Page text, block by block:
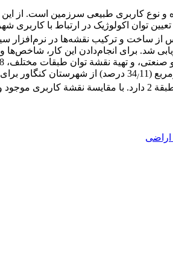
و نوع کاربری طبیعی سرزمین است. از
تعیین توان اکولوژیک در ارتباط با
از ساخت و ترکیب نقشه‌ها در
شد. برای انجام‌دادن این کار،
/
اراضی